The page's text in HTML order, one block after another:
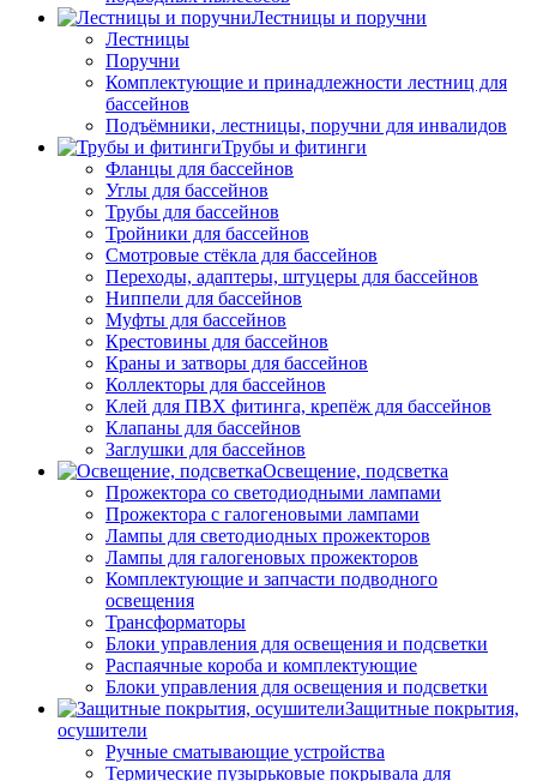
Лестницы и поручни
Лестницы
Поручни
Комплектующие и принадлежности лестниц для
бассейнов
Подъёмники, лестницы, поручни для инвалидов
Трубы и фитинги
Фланцы для бассейнов
Углы для бассейнов
Трубы для бассейнов
Тройники для бассейнов
Смотровые стёкла для бассейнов
Переходы, адаптеры, штуцеры для бассейнов
Ниппели для бассейнов
Муфты для бассейнов
Крестовины для бассейнов
Краны и затворы для бассейнов
Коллекторы для бассейнов
Клей для ПВХ фитинга, крепёж для бассейнов
Клапаны для бассейнов
Заглушки для бассейнов
Освещение, подсветка
Прожектора со светодиодными лампами
Прожектора с галогеновыми лампами
Лампы для светодиодных прожекторов
Лампы для галогеновых прожекторов
Комплектующие и запчасти подводного
освещения
Трансформаторы
Блоки управления для освещения и подсветки
Распаячные короба и комплектующие
Блоки управления для освещения и подсветки
Защитные покрытия,
осушители
Ручные сматывающие устройства
Термические пузырьковые покрывала для